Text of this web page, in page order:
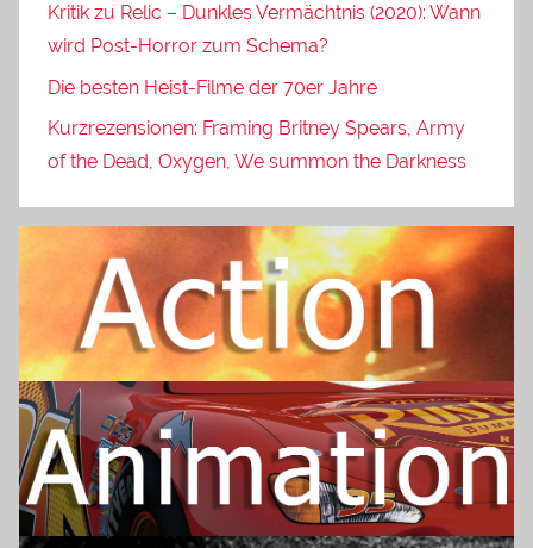
Kritik zu Relic – Dunkles Vermächtnis (2020): Wann
wird Post-Horror zum Schema?
Die besten Heist-Filme der 70er Jahre
Kurzrezensionen: Framing Britney Spears, Army
of the Dead, Oxygen, We summon the Darkness